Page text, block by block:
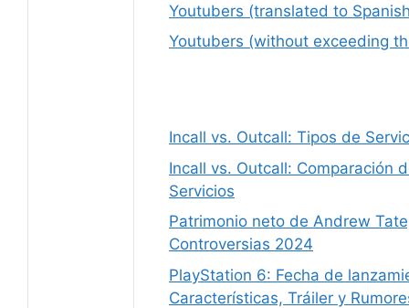
Youtubers (translated to
Youtubers (without exceeding
Incall vs. Outcall: Tipos de
Incall vs. Outcall: Comparación
Servicios
Patrimonio neto de Andrew
Controversias 2024
PlayStation 6: Fecha de
Características, Tráiler y